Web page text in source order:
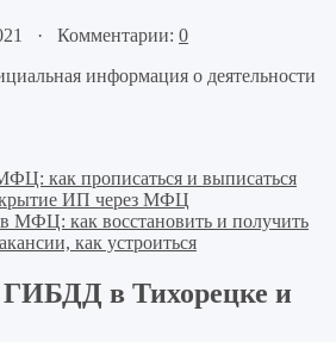
· Комментарии: 0
информация о деятельности
как прописаться и выписаться
ИП через МФЦ
МФЦ: как восстановить и получить
как устроиться
в Тихорецке и